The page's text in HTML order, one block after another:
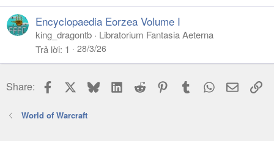
Encyclopaedia Eorzea Volume I
king_dragontb
Libratorium Fantasia Aeterna
Trả lời 1 28/3/26
Share: Facebook BlueskyLinkedIn
Reddit PinterestTumblr WhatsApp
Email
World of Warcraft